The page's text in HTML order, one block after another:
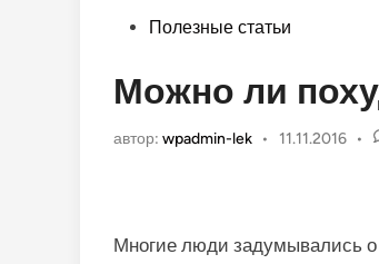
Опубликовано
Полезные статьи
Можно ли
автор: wpadmin-lek • 11.11.2016 •
Многие люди задумывались о